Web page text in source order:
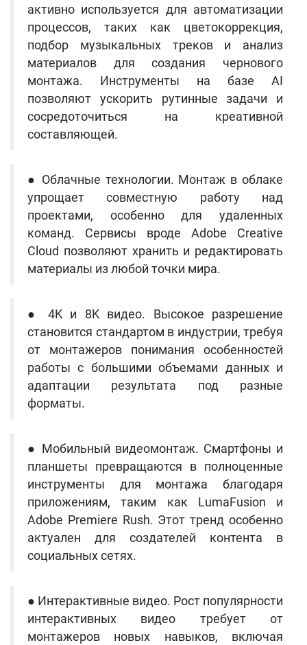
активно используется для автоматизации
процессов, таких как цветокоррекция,
подбор музыкальных треков и анализ
материалов для создания чернового
монтажа. Инструменты на базе AI
позволяют ускорить рутинные задачи и
сосредоточиться на креативной
составляющей.
● Облачные технологии. Монтаж в облаке
упрощает совместную работу над
проектами, особенно для удаленных
команд. Сервисы вроде Adobe Creative
Cloud позволяют хранить и редактировать
материалы из любой точки мира.
● 4K и 8K видео. Высокое разрешение
становится стандартом в индустрии, требуя
от монтажеров понимания особенностей
работы с большими объемами данных и
адаптации результата под разные
форматы.
● Мобильный видеомонтаж. Смартфоны и
планшеты превращаются в полноценные
инструменты для монтажа благодаря
приложениям, таким как LumaFusion и
Adobe Premiere Rush. Этот тренд особенно
актуален для создателей контента в
социальных сетях.
● Интерактивные видео. Рост популярности
интерактивных видео требует от
монтажеров новых навыков, включая